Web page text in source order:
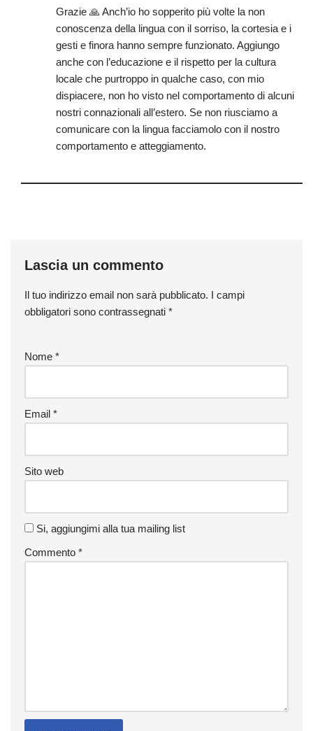
Grazie 🙏 Anch’io ho sopperito più volte la non
conoscenza della lingua con il sorriso, la cortesia e i
gesti e finora hanno sempre funzionato. Aggiungo
anche con l’educazione e il rispetto per la cultura
locale che purtroppo in qualche caso, con mio
dispiacere, non ho visto nel comportamento di alcuni
nostri connazionali all’estero. Se non riusciamo a
comunicare con la lingua facciamolo con il nostro
comportamento e atteggiamento.
Lascia un commento
Il tuo indirizzo email non sarà pubblicato. I campi
obbligatori sono contrassegnati *
Nome *
Email *
Sito web
Si, aggiungimi alla tua mailing list
Commento *